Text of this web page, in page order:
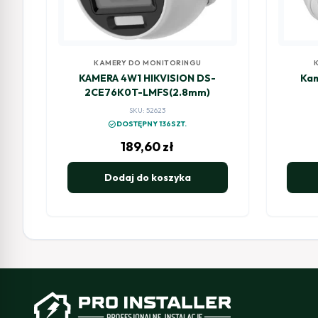
KAMERY DO MONITORINGU
KAMERA 4W1 HIKVISION DS-
2CE76K0T-LMFS(2.8mm)
SKU: 52623
check_circleDOSTĘPNY 136SZT.
189,60zł
Dodaj do koszyka